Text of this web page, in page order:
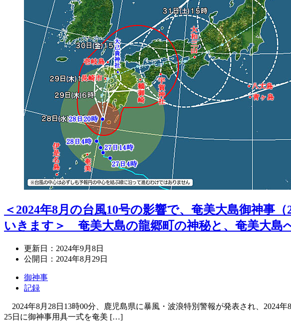
＜2024年8月の台風10号の影響で、奄美大島御神事
いきます＞ 奄美大島の龍郷町の神秘と、奄美大島
更新日： 2024年9月8日
公開日： 2024年8月29日
御神事
記録
2024年8月28日13時00分、鹿児島県に暴風・波浪特別警報が発表され、2024
25日に御神事用具一式を奄美 […]